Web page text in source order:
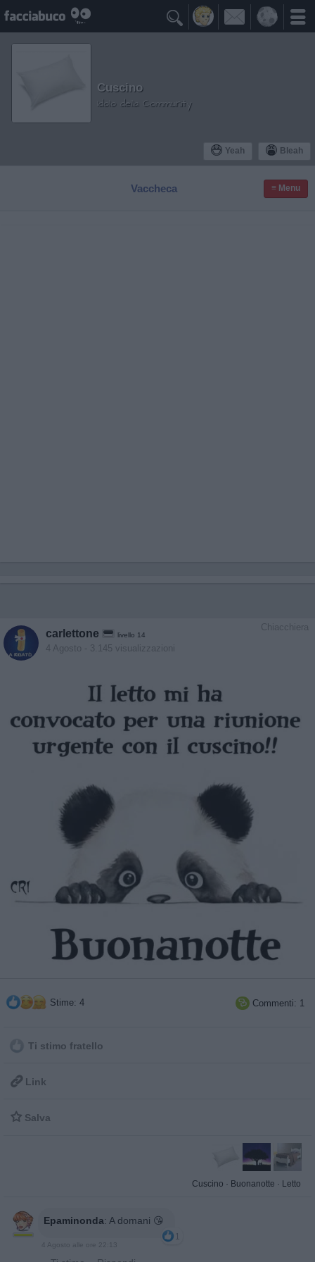

Yeah Bleah
Cuscino
Idolo della Community
Vaccheca ≡ Menu
Chiacchiera
carlettone livello 14
4 Agosto - 3.145 visualizzazioni
Stime: 4  Commenti: 1
Ti stimo fratello
 Link
 Salva
Cuscino · Buonanotte · Letto
Epaminonda: A domani 😘
1
4 Agosto alle ore 22:13